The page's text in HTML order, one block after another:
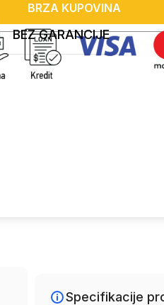
BRZA KUPOVINA
BEZ GARANCIJE
Specifikacije